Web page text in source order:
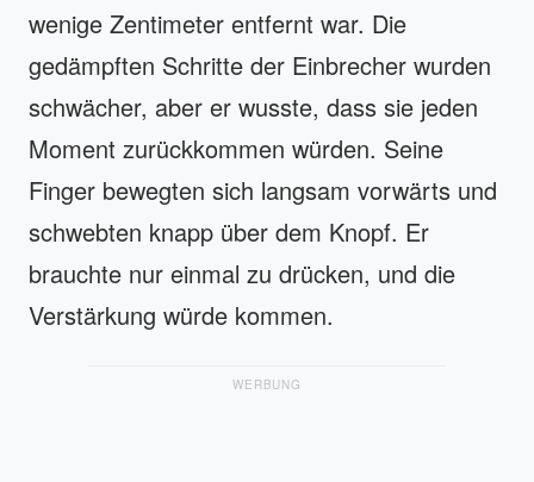
wenige Zentimeter entfernt war. Die
gedämpften Schritte der Einbrecher wurden
schwächer, aber er wusste, dass sie jeden
Moment zurückkommen würden. Seine
Finger bewegten sich langsam vorwärts und
schwebten knapp über dem Knopf. Er
brauchte nur einmal zu drücken, und die
Verstärkung würde kommen.
WERBUNG